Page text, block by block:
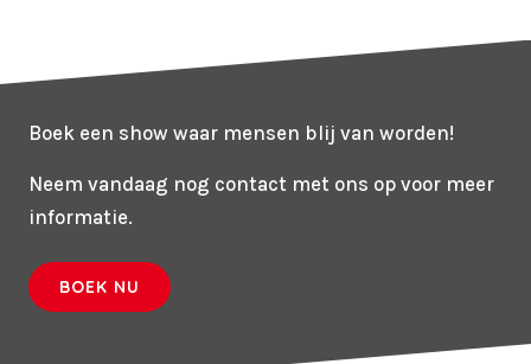
Boek een show waar mensen blij van worden!
Neem vandaag nog contact met ons op voor meer
informatie.
BOEK NU